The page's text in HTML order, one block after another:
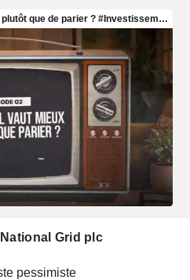
Grid plc
pessimiste